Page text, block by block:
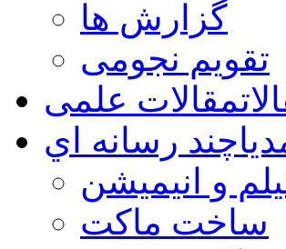
گزارش ها
تقویم نجومی
مقالات علمی
چند رسانه اي
و انیمیشن
ساخت ماکت